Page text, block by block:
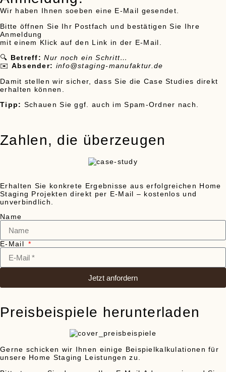
Wir haben Ihnen soeben eine E-Mail gesendet.
Bitte öffnen Sie Ihr Postfach und bestätigen Sie Ihre
Anmeldung
mit einem Klick auf den Link in der E-Mail.
🔍 Betreff: Nur noch ein Schritt…
✉️ Absender: info@staging-manufaktur.de
Damit stellen wir sicher, dass Sie die Case Studies direkt
erhalten können.
Tipp: Schauen Sie ggf. auch im Spam-Ordner nach.
Zahlen, die überzeugen
Erhalten Sie konkrete Ergebnisse aus erfolgreichen Home
Staging Projekten direkt per E-Mail – kostenlos und
unverbindlich.
Name
E-Mail
Jetzt anfordern
Preisbeispiele herunterladen
Gerne schicken wir Ihnen einige Beispielkalkulationen für
unsere Home Staging Leistungen zu.